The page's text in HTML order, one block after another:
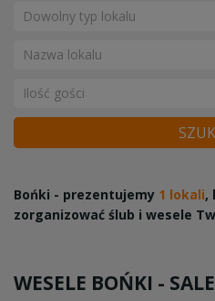
Bońki - prezentujemy 1 lokali,
zorganizować ślub i wesele
WESELE BOŃKI -